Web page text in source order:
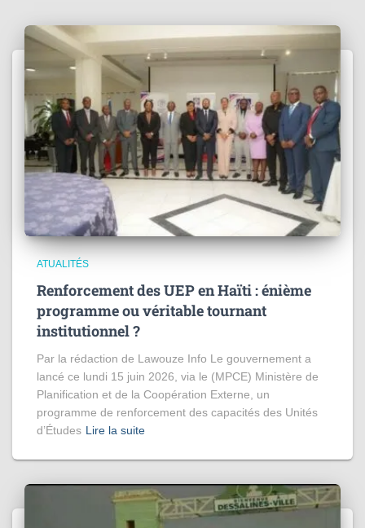
ATUALITÉS
Renforcement des UEP en Haïti : énième
programme ou véritable tournant
institutionnel ?
Par la rédaction de Lawouze Info Le gouvernement a
lancé ce lundi 15 juin 2026, via le (MPCE) Ministère de
Planification et de la Coopération Externe, un
programme de renforcement des capacités des Unités
d’Études Lire la suite